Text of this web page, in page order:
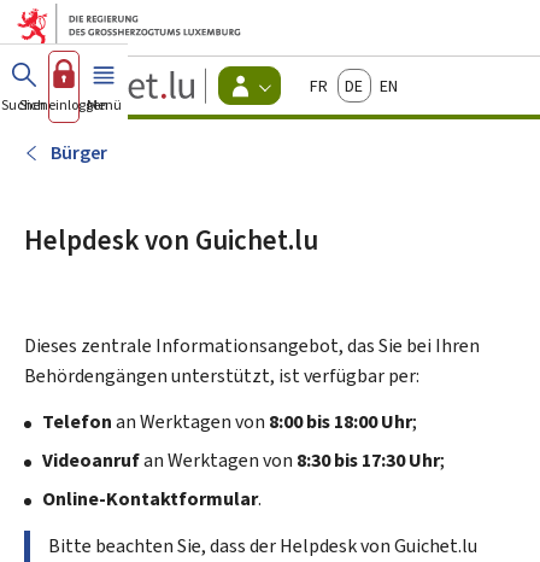
Zum Hauptmenü
Zum Inhalt
Guichet.lu
Changer
d'espace
FrançaisDeutschEnglish
Suchen
Sich einloggen
Menü Haupt-
Bürger
Helpdesk von Guichet.lu
Dieses zentrale Informationsangebot, das Sie bei Ihren
Behördengängen unterstützt, ist verfügbar per:
Telefonan Werktagen von 8:00 bis 18:00 Uhr;
Videoanrufan Werktagen von 8:30 bis 17:30 Uhr;
Online-Kontaktformular.
Bitte beachten Sie, dass derHelpdeskvon Guichet.lu